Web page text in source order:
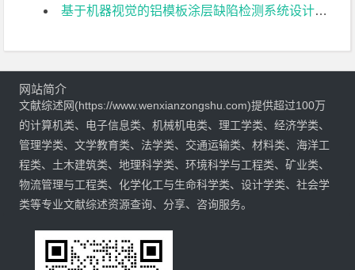
基于机器视觉的铝模板涂层缺陷检测系统设计文献综述
网站简介
文献综述网(https://www.wenxianzongshu.com)提供超过100万
的计算机类、电子信息类、机械机电类、理工学类、经济学类、
管理学类、文学教育类、法学类、交通运输类、材料类、海洋工
程类、土木建筑类、地理科学类、环境科学与工程类、矿业类、
物流管理与工程类、化学化工与生命科学类、设计学类、社会学
类等专业文献综述资源查询、分享、咨询服务。